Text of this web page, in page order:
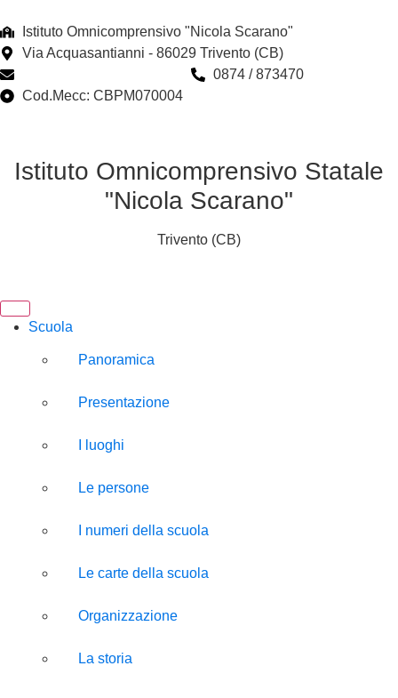
Istituto Omnicomprensivo "Nicola Scarano"
Via Acquasantianni - 86029 Trivento (CB)
0874 / 873470
Cod.Mecc: CBPM070004
Istituto Omnicomprensivo Statale
"Nicola Scarano"
Trivento (CB)
Scuola
Panoramica
Presentazione
I luoghi
Le persone
I numeri della scuola
Le carte della scuola
Organizzazione
La storia